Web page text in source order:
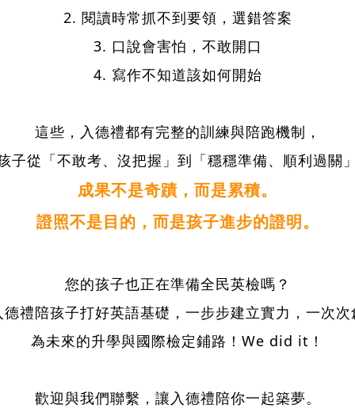
2. 閱讀時常抓不到要領，選錯答案
3. 口說會害怕，不敢開口
4. 寫作不知道該如何開始
這些，入德禮都有完整的訓練與陪跑機制，
子從「不敢考、沒把握」到「穩穩準備、順利過關」
成果不是奇蹟，而是累積。
證照不是目的，而是孩子進步的證明。
您的孩子也正在準備全民英檢嗎？
禮陪孩子打好英語基礎，一步步建立實力，一次次
為未來的升學與國際檢定鋪路！We did it！
歡迎與我們聯繫，讓入德禮陪你一起築夢。